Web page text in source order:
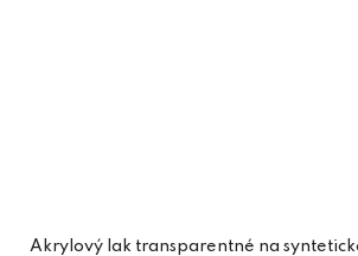
Akrylový lak transparentné na